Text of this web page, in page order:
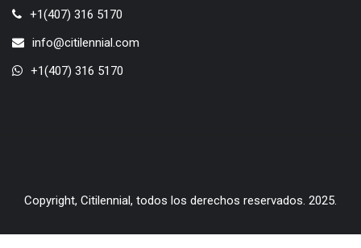
+1(407) 316 5170
info@citilennial.com
+1(407) 316 5170
Copyright, Citilennial, todos los derechos reservados. 2025.